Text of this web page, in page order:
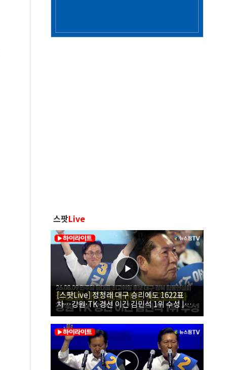
스팟Live
[스팟Live] 정청래 대구 승리에도 1622표
차…강원·TK 경선 이긴 김민석 1위 수성 |
26.08.09 더불어민주당 당대표·최고위원 후
보 대구·경북 합동연설회